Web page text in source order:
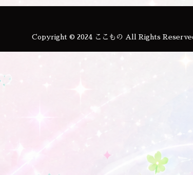
Copyright © 2024 ここもの All Rights